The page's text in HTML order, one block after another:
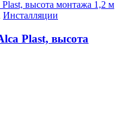
Инсталляции
Plast, высота